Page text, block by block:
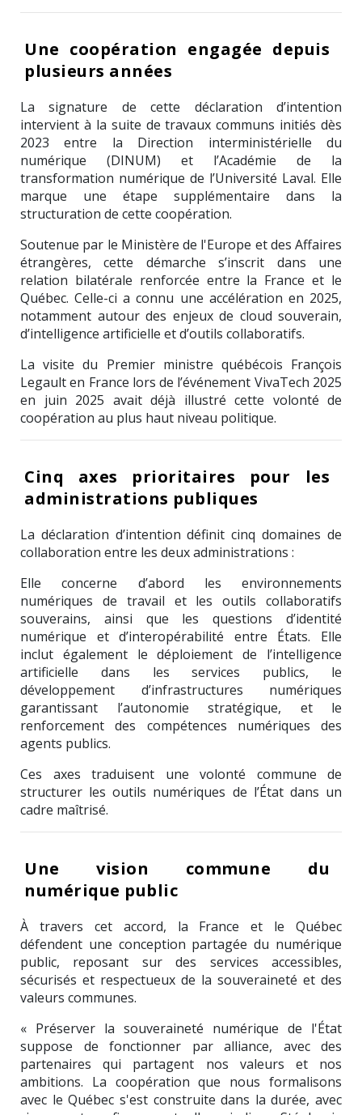
Une coopération engagée depuis
plusieurs années
La signature de cette déclaration d’intention
intervient à la suite de travaux communs initiés dès
2023 entre la Direction interministérielle du
numérique (DINUM) et l’Académie de la
transformation numérique de l’Université Laval. Elle
marque une étape supplémentaire dans la
structuration de cette coopération.
Soutenue par le Ministère de l'Europe et des Affaires
étrangères, cette démarche s’inscrit dans une
relation bilatérale renforcée entre la France et le
Québec. Celle-ci a connu une accélération en 2025,
notamment autour des enjeux de cloud souverain,
d’intelligence artificielle et d’outils collaboratifs.
La visite du Premier ministre québécois François
Legaulten France lors de l’événement VivaTech 2025
en juin 2025 avait déjà illustré cette volonté de
coopération au plus haut niveau politique.
Cinq axes prioritaires pour les
administrations publiques
La déclaration d’intention définit cinq domaines de
collaboration entre les deux administrations :
Elle concerne d’abord les environnements
numériques de travail et les outils collaboratifs
souverains, ainsi que les questions d’identité
numérique et d’interopérabilité entre États. Elle
inclut également le déploiement de l’intelligence
artificielle dans les services publics, le
développement d’infrastructures numériques
garantissant l’autonomie stratégique, et le
renforcement des compétences numériques des
agents publics.
Ces axes traduisent une volonté commune de
structurer les outils numériques de l’État dans un
cadre maîtrisé.
Une vision commune du
numérique public
À travers cet accord, la France et le Québec
défendent une conception partagée du numérique
public, reposant sur des services accessibles,
sécurisés et respectueux de la souveraineté et des
valeurs communes.
« Préserver la souveraineté numérique de l'État
suppose de fonctionner par alliance, avec des
partenaires qui partagent nos valeurs et nos
ambitions. La coopération que nous formalisons
avec le Québec s'est construite dans la durée, avec